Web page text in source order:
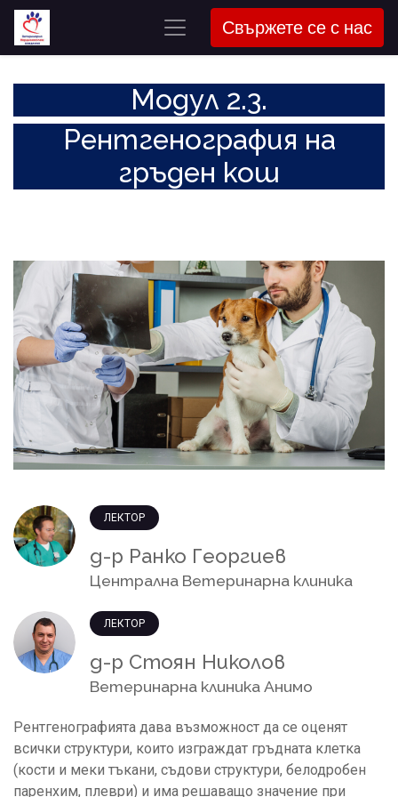
Свържете се с нас
Модул 2.3.
Рентгенография на
гръден кош
ЛЕКТОР
д-р Ранко Георгиев
Централна Ветеринарна клиника
ЛЕКТОР
д-р Стоян Николов
Ветеринарна клиника Анимо
Рентгенографията дава възможност да се оценят
всички структури, които изграждат гръдната клетка
(кости и меки тъкани, съдови структури, белодробен
паренхим, плеври) и има решаващо значение при